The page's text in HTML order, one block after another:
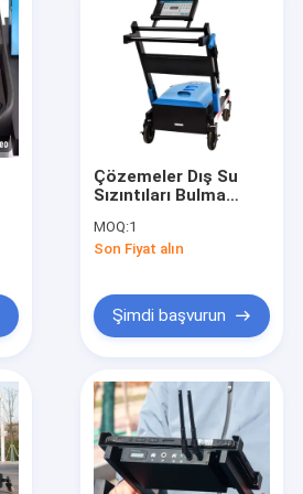
Çözemeler Dış Su
Sızıntıları Bulma
Gürültü Kaydedici
MOQ:1
Son Fiyat alın
Şimdi başvurun